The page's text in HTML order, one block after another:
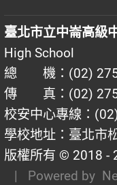
臺北市立中崙高級
High School
總 機：(02)
傳 真：(02)
校安中心專線：
學校地址：臺北市
版權所有 © 2018 -
| Powered by